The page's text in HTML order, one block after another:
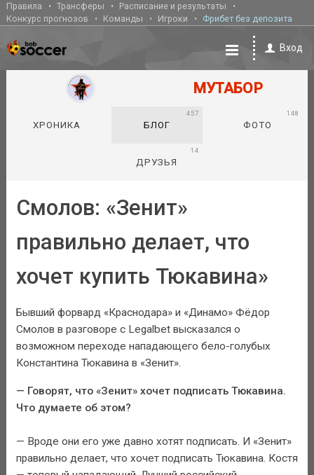
Правила Трансферы
Расписание и результаты
Конкурс прогнозов
Команды Игроки Фрибет без депозита
Вход
МУТАБОР
ХРОНИКА БЛОГ
457
ФОТО
148
ДРУЗЬЯ
14
Смолов: «Зенит»
правильно делает, что
хочет купить Тюкавина»
Бывший форвард «Краснодара» и «Динамо» Фёдор
Смолов в разговоре с Legalbet высказался о
возможном переходе нападающего бело-голубых
Константина Тюкавина в «Зенит».
— Говорят, что «Зенит» хочет подписать Тюкавина.
Что думаете об этом?
— Вроде они его уже давно хотят подписать. И «Зенит»
правильно делает, что хочет подписать Тюкавина. Костя